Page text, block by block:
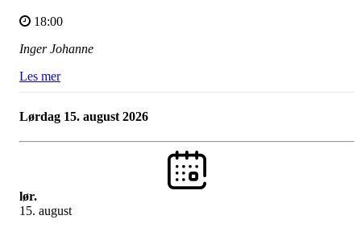
18:00
Inger Johanne
Les mer
lørdag 15. august 2026
lør.
15. august